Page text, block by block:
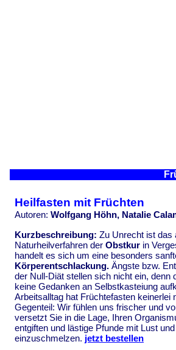
Heilfasten mit Früchten
Autoren: Wolfgang Höhn, Natalie
Kurzbeschreibung: Zu Unrecht ist das
Naturheilverfahren der Obstkur in
handelt es sich um eine besonders
Körperentschlackung. Ängste bzw.
der Null-Diät stellen sich nicht ein, denn
keine Gedanken an Selbstkasteiung
Arbeitsalltag hat Früchtefasten keinerlei
Gegenteil: Wir fühlen uns frischer und
versetzt Sie in die Lage, Ihren
entgiften und lästige Pfunde mit Lust
einzuschmelzen. jetzt bestellen